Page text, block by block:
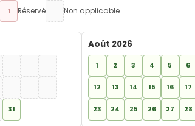
1 Réservé Non applicable
31
Août 2026
1 2 3 4 5 6
12 13 14 15 16 17
23 24 25 26 27 28